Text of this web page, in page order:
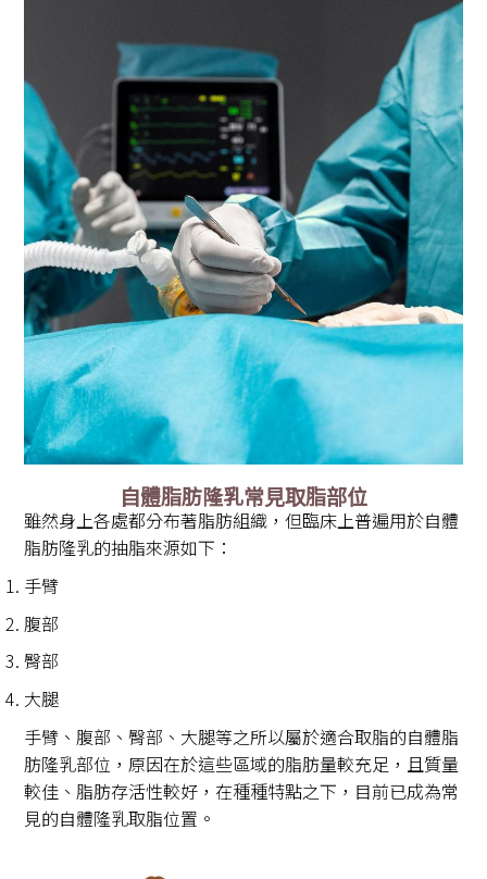
自體脂肪隆乳常見取脂部位
雖然身上各處都分布著脂肪組織，但臨床上普遍用於自體
脂肪隆乳的抽脂來源如下：
手臂
腹部
臀部
大腿
手臂、腹部、臀部、大腿等之所以屬於適合取脂的自體脂
肪隆乳部位，原因在於這些區域的脂肪量較充足，且質量
較佳、脂肪存活性較好，在種種特點之下，目前已成為常
見的自體隆乳取脂位置。